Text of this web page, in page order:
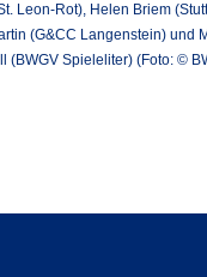
Leon-Rot), Helen Briem
(G&CC Langenstein) und
(BWGV Spieleliter) (Foto: ©